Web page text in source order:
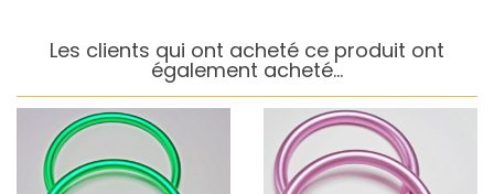
Les clients qui ont acheté ce produit ont
également acheté...